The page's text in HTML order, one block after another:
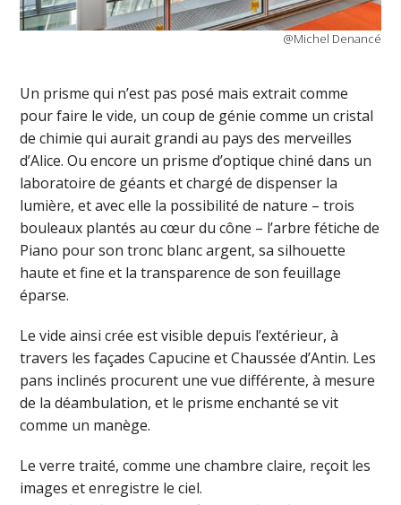
@Michel Denancé
Un prisme qui n’est pas posé mais extrait comme
pour faire le vide, un coup de génie comme un cristal
de chimie qui aurait grandi au pays des merveilles
d’Alice. Ou encore un prisme d’optique chiné dans un
laboratoire de géants et chargé de dispenser la
lumière, et avec elle la possibilité de nature – trois
bouleaux plantés au cœur du cône – l’arbre fétiche de
Piano pour son tronc blanc argent, sa silhouette
haute et fine et la transparence de son feuillage
éparse.
Le vide ainsi crée est visible depuis l’extérieur, à
travers les façades Capucine et Chaussée d’Antin. Les
pans inclinés procurent une vue différente, à mesure
de la déambulation, et le prisme enchanté se vit
comme un manège.
Le verre traité, comme une chambre claire, reçoit les
images et enregistre le ciel.